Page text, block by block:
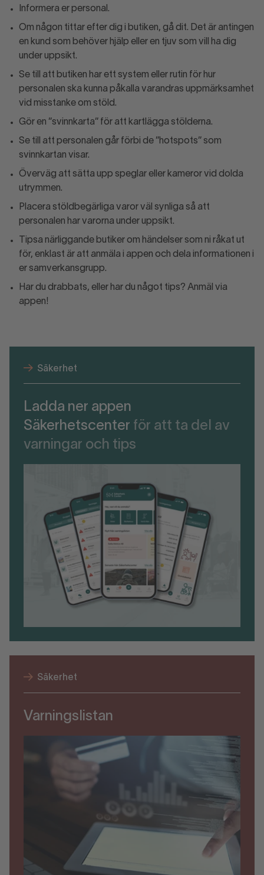
Informera er personal.
Om någon tittar efter dig i butiken, gå dit. Det är antingen
en kund som behöver hjälp eller en tjuv som vill ha dig
under uppsikt.
Se till att butiken har ett system eller rutin för hur
personalen ska kunna påkalla varandras uppmärksamhet
vid misstanke om stöld.
Gör en ”svinnkarta” för att kartlägga stölderna.
Se till att personalen går förbi de ”hotspots” som
svinnkartan visar.
Överväg att sätta upp speglar eller kameror vid dolda
utrymmen.
Placera stöldbegärliga varor väl synliga så att
personalen har varorna under uppsikt.
Tipsa närliggande butiker om händelser som ni råkat ut
för, enklast är att anmäla i appen och dela informationen i
er samverkansgrupp.
Har du drabbats, eller har du något tips? Anmäl via
appen!
Säkerhet
Ladda ner appen
Säkerhetscenter för att ta del av
varningar och tips
Säkerhet
Varningslistan